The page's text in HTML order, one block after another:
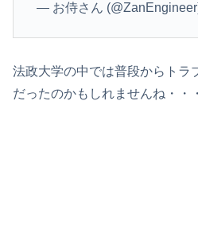
— お侍さん
法政大学の中では普段からトラ
だったのかもしれませんね・・